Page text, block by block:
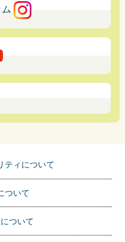
ティについて
ついて
ついて